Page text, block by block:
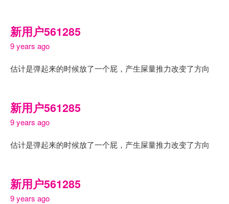
新用户561285
9 years ago
估计是弹起来的时候放了一个屁，产生屎量推力改变了方向
新用户561285
9 years ago
估计是弹起来的时候放了一个屁，产生屎量推力改变了方向
新用户561285
9 years ago